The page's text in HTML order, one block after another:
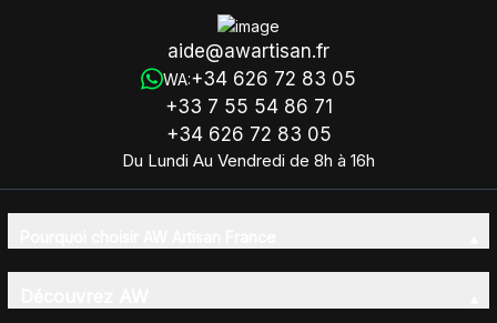
aide@awartisan.fr
WA:+34 626 72 83 05
+33 7 55 54 86 71
+34 626 72 83 05
Du Lundi Au Vendredi de 8h à 16h